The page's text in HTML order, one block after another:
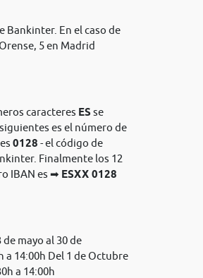
Bankinter. En el caso de
5 en Madrid
caracteres ES se
es el número de
0128 - el código de
Finalmente los 12
IBAN es ➡ ESXX 0128
mayo al 30 de
a 14:00h Del 1 de Octubre
a 14:00h